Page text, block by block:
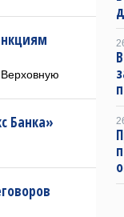
Банка»